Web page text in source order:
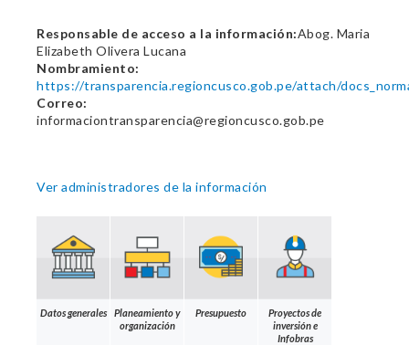
Responsable de acceso a la información:Abog. Maria
Elizabeth Olivera Lucana
Nombramiento:
https://transparencia.regioncusco.gob.pe/attach/
Correo:
informaciontransparencia@regioncusco.gob.pe
Ver administradores de la información
Datos generales
Planeamiento y
organización
Presupuesto
Proyectos de
inversión e
Infobras